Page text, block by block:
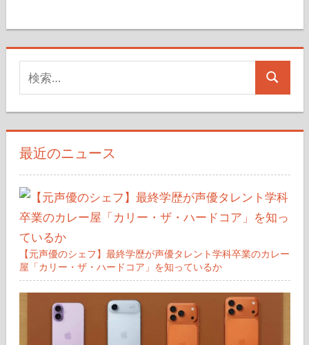
索
対
象:
検
最近のニュース
【元声優のシェフ】最終学歴が声優タレント学科卒業のカレー
屋「カリー・ザ・ハードコア」を知っているか